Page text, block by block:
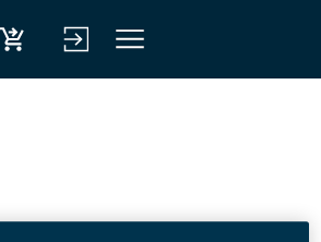
Ost
a
Kirj
aud
Vali
kko